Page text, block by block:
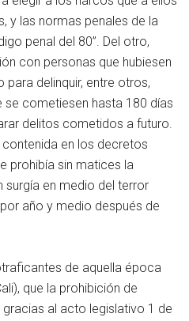
y las normas penales de la
penal del 80”. Del otro,
con personas que hubiesen
delinquir, entre otros,
se cometiesen hasta 180 días
delitos cometidos a futuro.
contenida en los decretos
prohibía sin matices la
en medio del terror
año y medio después de
de aquella época
que la prohibición de
al acto legislativo 1 de